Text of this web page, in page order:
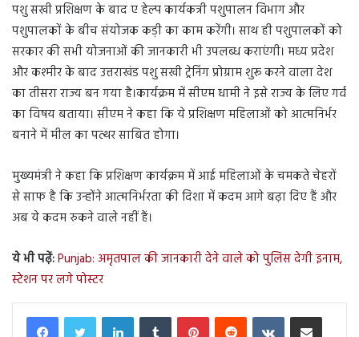
पशु सखी प्रशिक्षण के बाद ए हेल्प कार्यकत्री पशुपालन विभाग और
पशुपालकों के बीच संयोजक कड़ी का काम करेंगी। साथ ही पशुपालकों को
सरकार की सभी योजनाओं की जानकारी भी उपलब्ध कराएंगी। मध्य प्रदेश
और कश्मीर के बाद उत्तराखंड पशु सखी ट्रेनिंग प्रोग्राम शुरू करने वाला देश
का तीसरा राज्य बन गया है।कार्यक्रम में सीएम धामी ने इसे राज्य के लिए गर्व
का विषय बताया। सीएम ने कहा कि ये प्रशिक्षण महिलाओं को आत्मनिर्भर
बनाने में मील का पत्थर साबित होगा।
मुख्यमंत्री ने कहा कि प्रशिक्षण कार्यक्रम में आई महिलाओं के चमकते चेहरों
से साफ है कि उन्होंने आत्मनिर्भरता की दिशा में कदम आगे बढ़ा दिए हैं और
अब ये कदम रुकने वाले नहीं हैं।
ये भी पढ़ें:Punjab: अमृतपाल की जानकारी देने वाले को पुलिस देगी इनाम,
स्टेशन पर लगे पोस्टर
LinkedInTumblr PinterestReddit VKontakteShare via Email